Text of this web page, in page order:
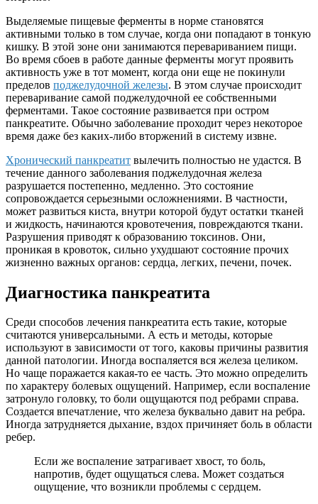
Выделяемые пищевые ферменты в норме становятся
активными только в том случае, когда они попадают в тонкую
кишку. В этой зоне они занимаются перевариванием пищи.
Во время сбоев в работе данные ферменты могут проявить
активность уже в тот момент, когда они еще не покинули
пределов поджелудочной железы. В этом случае происходит
переваривание самой поджелудочной ее собственными
ферментами. Такое состояние развивается при остром
панкреатите. Обычно заболевание проходит через некоторое
время даже без каких-либо вторжений в систему извне.
Хронический панкреатит вылечить полностью не удастся. В
течение данного заболевания поджелудочная железа
разрушается постепенно, медленно. Это состояние
сопровождается серьезными осложнениями. В частности,
может развиться киста, внутри которой будут остатки тканей
и жидкость, начинаются кровотечения, повреждаются ткани.
Разрушения приводят к образованию токсинов. Они,
проникая в кровоток, сильно ухудшают состояние прочих
жизненно важных органов: сердца, легких, печени, почек.
Диагностика панкреатита
Среди способов лечения панкреатита есть такие, которые
считаются универсальными. А есть и методы, которые
используют в зависимости от того, каковы причины развития
данной патологии. Иногда воспаляется вся железа целиком.
Но чаще поражается какая-то ее часть. Это можно определить
по характеру болевых ощущений. Например, если воспаление
затронуло головку, то боли ощущаются под ребрами справа.
Создается впечатление, что железа буквально давит на ребра.
Иногда затрудняется дыхание, вздох причиняет боль в области
ребер.
Если же воспаление затрагивает хвост, то боль,
напротив, будет ощущаться слева. Может создаться
ощущение, что возникли проблемы с сердцем.